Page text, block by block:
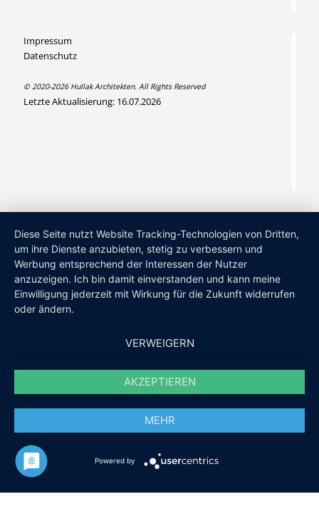
Impressum
Datenschutz
© 2020-2026 Hullak Architekten. All Rights Reserved
Letzte Aktualisierung: 16.07.2026
Diese Seite nutzt Website Tracking-Technologien von Dritten,
um ihre Dienste anzubieten, stetig zu verbessern und
Werbung entsprechend der Interessen der Nutzer
anzuzeigen. Ich bin damit einverstanden und kann meine
Einwilligung jederzeit mit Wirkung für die Zukunft widerrufen
oder ändern.
VERWEIGERN
AKZEPTIEREN
MEHR
Powered by